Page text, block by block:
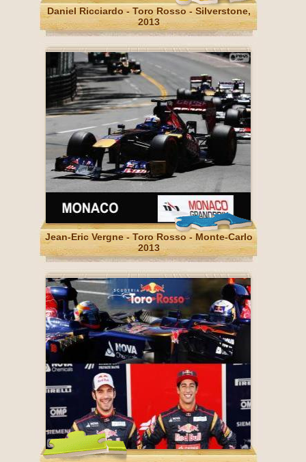
Daniel Ricciardo - Toro Rosso - Silverstone,
2013
Jean-Eric Vergne - Toro Rosso - Monte-Carlo
2013